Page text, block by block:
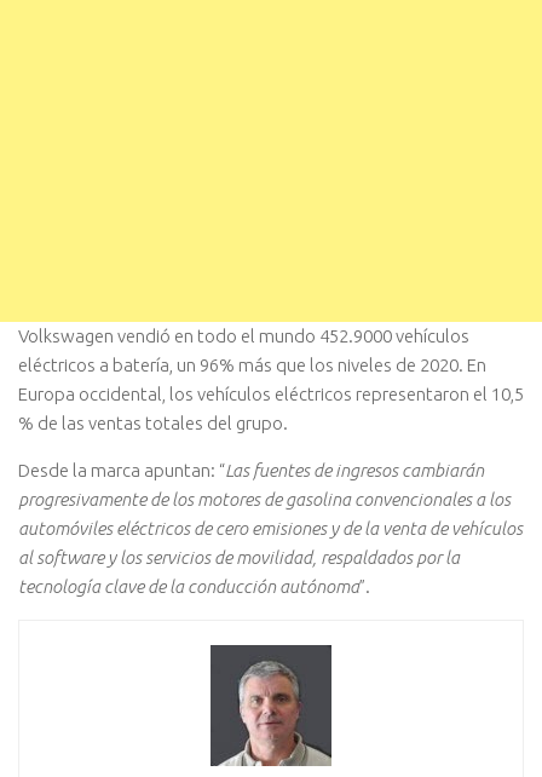
Volkswagen vendió en todo el mundo 452.9000 vehículos
eléctricos a batería, un 96% más que los niveles de 2020. En
Europa occidental, los vehículos eléctricos representaron el 10,5
% de las ventas totales del grupo.
Desde la marca apuntan: “Las fuentes de ingresos cambiarán
progresivamente de los motores de gasolina convencionales a los
automóviles eléctricos de cero emisiones y de la venta de vehículos
al software y los servicios de movilidad, respaldados por la
tecnología clave de la conducción autónoma”.